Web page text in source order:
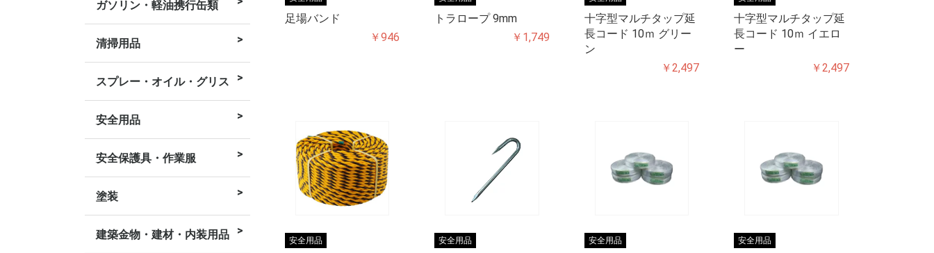
ガソリン・軽油携行缶類
清掃用品 バケツ
スプレー・オイル・グリス
安全用品 コーン用品
バリケード
ロープ・コード類
トラック・物流用品
ライト
ハーネス式 墜落防止
防災・防犯用品
安全保護具・作業服 作業服
手袋・靴下
安全保護具
マスク
小物類
塗装 スプレー
塗料
接着剤・補修材
刷毛
建築金物・建材・内装用品 内装用品
建築金物
足場バンド
￥946
トラロープ 9mm
￥1,749
十字型マルチタップ延
長コード 10ｍ グリー
ン
￥2,497
十字型マルチタップ延
長コード 10ｍ イエロ
ー
￥2,497
安全用品 安全用品 安全用品 安全用品